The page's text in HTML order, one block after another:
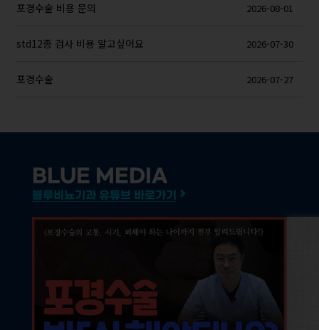
포경수술 비용 문의 2026-08-01
std12종 검사 비용 알고싶어요 2026-07-30
포경수술 2026-07-27
BLUE MEDIA
블루비뇨기과 유튜브 바로가기